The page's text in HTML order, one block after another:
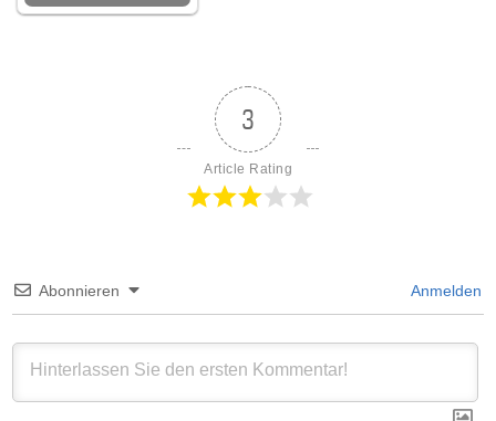
3
Article Rating
Abonnieren Anmelden